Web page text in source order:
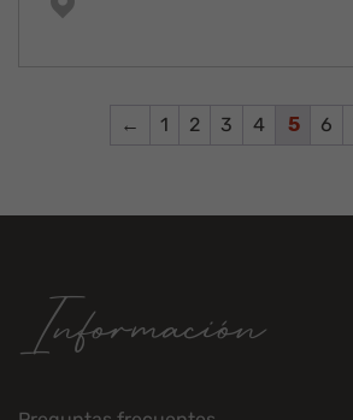
← 1 2 3 4 5 6
Información